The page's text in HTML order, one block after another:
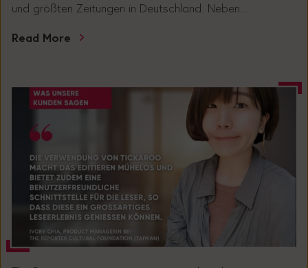
und größten Zeitungen in Deutschland. Neben...
Read More